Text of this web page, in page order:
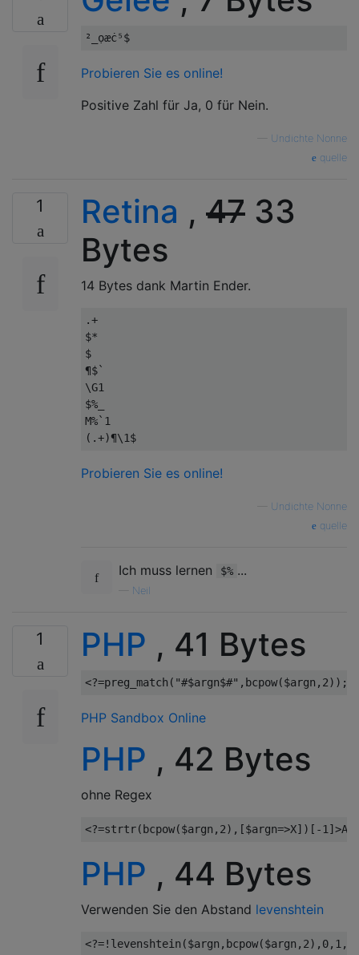
Probieren Sie es online!
Positive Zahl für Ja, 0 für Nein.
Undichte Nonne
quelle
1 Retina , 47 33
Bytes
14 Bytes dank Martin Ender.
.+
$*
$
¶$`
\G1
$%_
M%`1
Probieren Sie es online!
Undichte Nonne
quelle
Ich muss lernen $% ...
Neil
1 PHP , 41 Bytes
<?=preg_match ( "#$argn$#" , bcpow($argn , 2));
PHP Sandbox Online
PHP , 42 Bytes
ohne Regex
<?=strtr( bcpow($argn , 2),[$argn=>X])[-1 ]>A
PHP , 44 Bytes
Verwenden Sie den Abstand levenshtein
<?=! levenshtein ($argn , bcpow($argn , 2), 0, 1 ,